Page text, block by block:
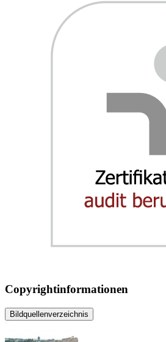
Copyrightinformationen
Bildquellenverzeichnis